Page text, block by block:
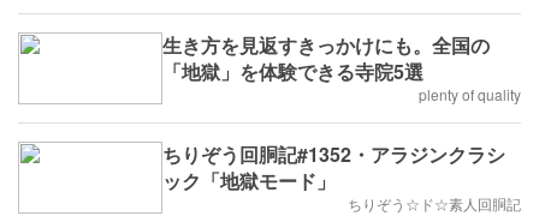
生き方を見返すきっかけにも。全国の
「地獄」を体験できる寺院5選
plenty of quality
ちりぞう回胴記#1352・アラジンクラシ
ック「地獄モード」
ちりぞう☆ド☆素人回胴記